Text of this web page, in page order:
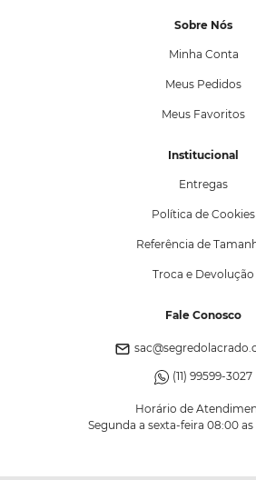
Sobre Nós
Minha Conta
Meus Pedidos
Meus Favoritos
Institucional
Entregas
Política de Cookies
Referência de
Troca e Devolução
Fale Conosco
(11) 99599-3027
Horário de
Segunda a sexta-feira 08:00 as